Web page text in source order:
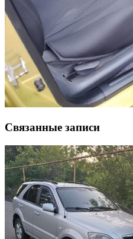
Связанные записи